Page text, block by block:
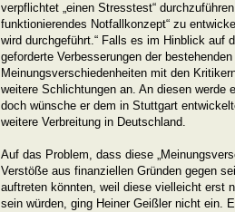
verpflichtet „einen Stresstest“
funktionierendes Notfallkonzept“ zu
wird durchgeführt.“ Falls es im Hinblick auf
geforderte Verbesserungen der
Meinungsverschiedenheiten mit den
weitere Schlichtungen an. An diesen werde
doch wünsche er dem in Stuttgart
weitere Verbreitung in Deutschland.
Auf das Problem, dass diese
Verstöße aus finanziellen Gründen gegen
auftreten könnten, weil diese vielleicht erst
sein würden, ging Heiner Geißler nicht ein.